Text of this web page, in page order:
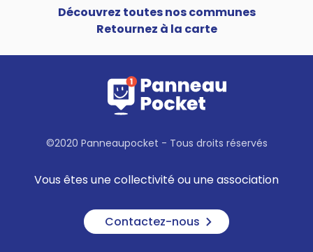
Découvrez toutes nos communes
Retournez à la carte
©2020 Panneaupocket - Tous droits réservés
Vous êtes une collectivité ou une association
Contactez-nous